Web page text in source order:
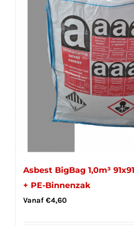
Asbest BigBag 1,0m³
+ PE-Binnenzak
Vanaf €4,60